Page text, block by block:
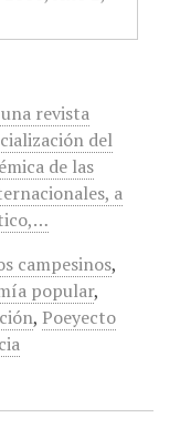
revista
del
de las
a
campesinos,
popular,
, Poeyecto